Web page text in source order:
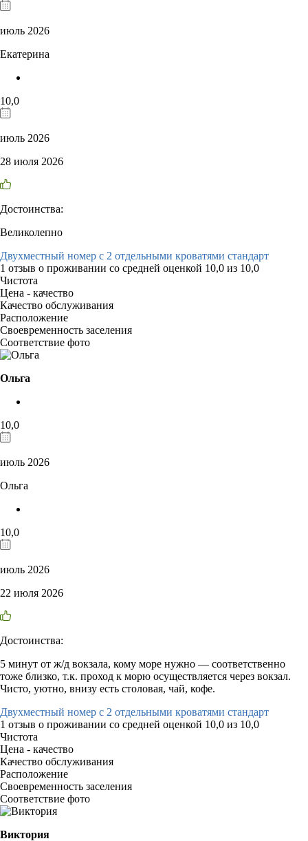
июль 2026
Екатерина
10,0
июль 2026
28 июля 2026
Достоинства:
Великолепно
Двухместный номер с 2 отдельными кроватями стандарт
1 отзыв о проживании со средней оценкой 10,0 из 10,0
Чистота
Цена - качество
Качество обслуживания
Расположение
Своевременность заселения
Соответствие фото
Ольга
10,0
июль 2026
Ольга
10,0
июль 2026
22 июля 2026
Достоинства:
5 минут от ж/д вокзала, кому море нужно — соответственно
тоже близко, т.к. проход к морю осуществляется через вокзал.
Чисто, уютно, внизу есть столовая, чай, кофе.
Двухместный номер с 2 отдельными кроватями стандарт
1 отзыв о проживании со средней оценкой 10,0 из 10,0
Чистота
Цена - качество
Качество обслуживания
Расположение
Своевременность заселения
Соответствие фото
Виктория